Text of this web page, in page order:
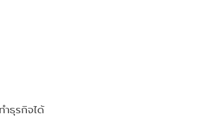
ำธุรกิจได้